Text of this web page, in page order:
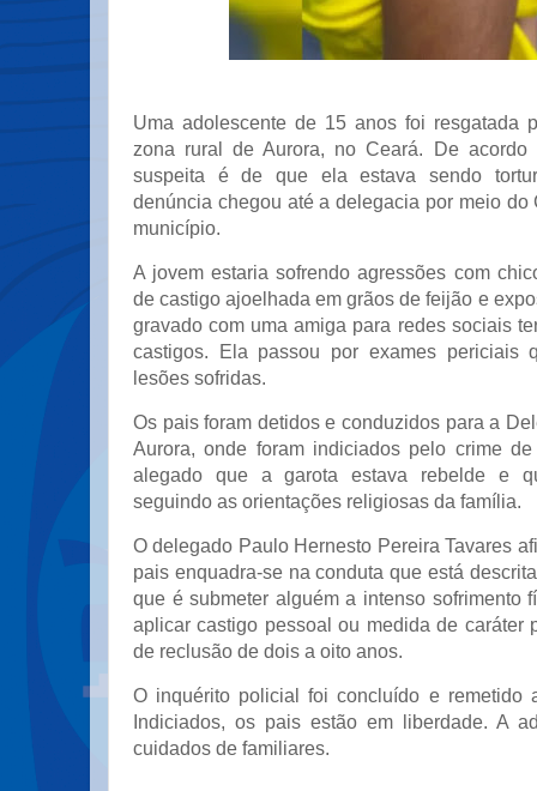
Uma adolescente de 15 anos foi resgatada
zona rural de Aurora, no Ceará. De
suspeita é de que ela estava sendo
denúncia chegou até a delegacia por meio do
município.
A jovem estaria sofrendo agressões com
de castigo ajoelhada em grãos de feijão e
gravado com uma amiga para redes sociais
castigos. Ela passou por exames periciais
lesões sofridas.
Os pais foram detidos e conduzidos para a
Aurora, onde foram indiciados pelo crime
alegado que a garota estava rebelde e
seguindo as orientações religiosas da família.
O delegado Paulo Hernesto Pereira Tavares
pais enquadra-se na conduta que está
que é submeter alguém a intenso sofrimento
aplicar castigo pessoal ou medida de caráter
de reclusão de dois a oito anos.
O inquérito policial foi concluído e remetido
Indiciados, os pais estão em liberdade. A
cuidados de familiares.